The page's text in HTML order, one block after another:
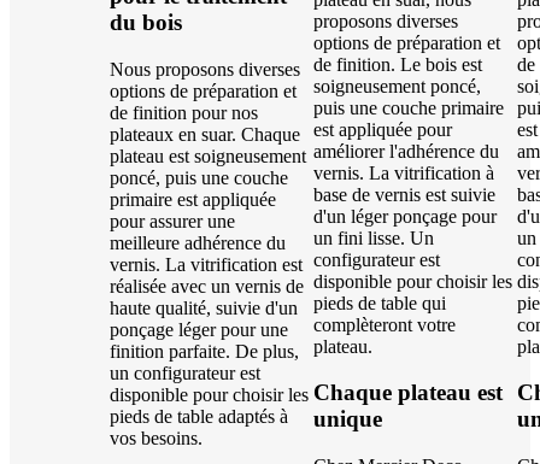
du bois
Nous proposons diverses
options de préparation et
de finition pour nos
plateaux en suar. Chaque
plateau est soigneusement
poncé, puis une couche
primaire est appliquée
pour assurer une
meilleure adhérence du
vernis. La vitrification est
réalisée avec un vernis de
haute qualité, suivie d'un
ponçage léger pour une
finition parfaite. De plus,
un configurateur est
disponible pour choisir les
pieds de table adaptés à
vos besoins.
proposons diverses
options de préparation et
de finition. Le bois est
soigneusement poncé,
puis une couche primaire
est appliquée pour
améliorer l'adhérence du
vernis. La vitrification à
base de vernis est suivie
d'un léger ponçage pour
un fini lisse. Un
configurateur est
disponible pour choisir les
pieds de table qui
complèteront votre
plateau.
Chaque plateau est
unique
de